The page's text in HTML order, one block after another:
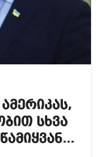
სხვა